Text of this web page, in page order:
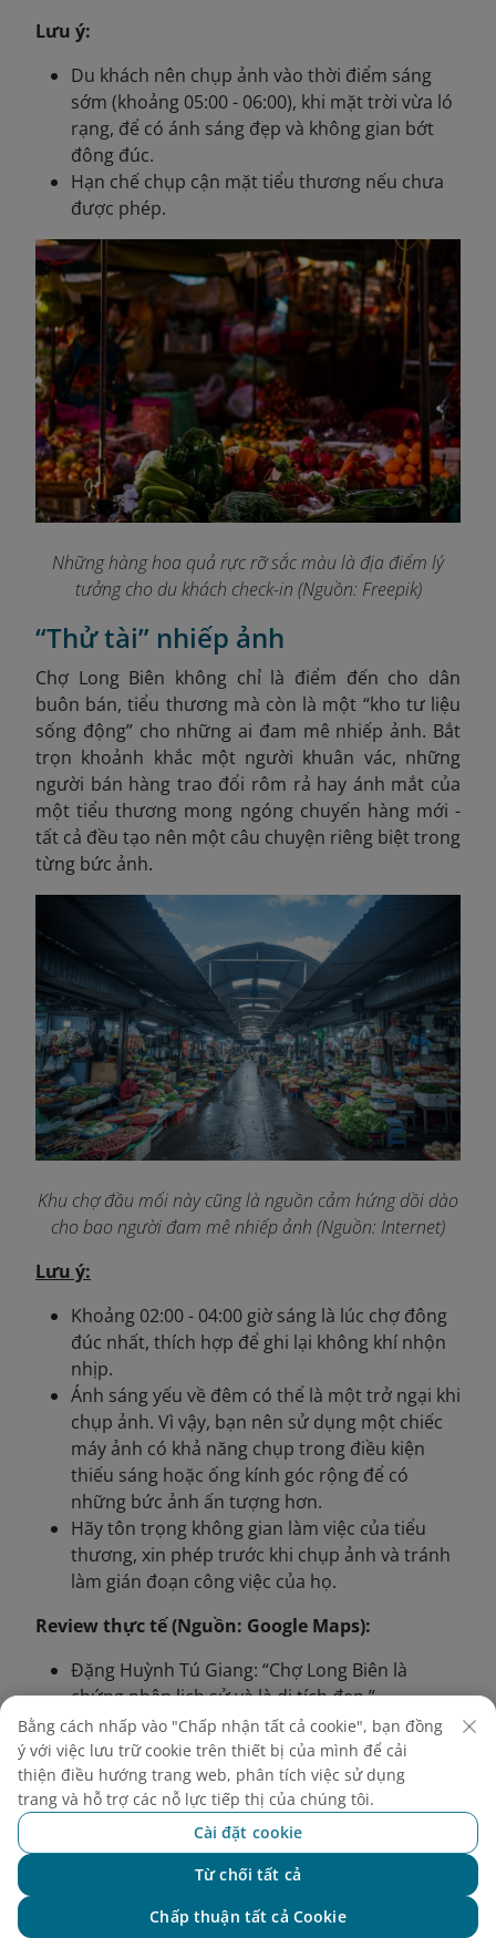
Lưu ý:
Du khách nên chụp ảnh vào thời điểm sáng
sớm (khoảng 05:00 - 06:00), khi mặt trời vừa ló
rạng, để có ánh sáng đẹp và không gian bớt
đông đúc.
Hạn chế chụp cận mặt tiểu thương nếu chưa
được phép.
Những hàng hoa quả rực rỡ sắc màu là địa điểm lý
tưởng cho du khách check-in (Nguồn: Freepik)
“Thử tài” nhiếp ảnh
Chợ Long Biên không chỉ là điểm đến cho dân
buôn bán, tiểu thương mà còn là một “kho tư liệu
sống động” cho những ai đam mê nhiếp ảnh. Bắt
trọn khoảnh khắc một người khuân vác, những
người bán hàng trao đổi rôm rả hay ánh mắt của
một tiểu thương mong ngóng chuyến hàng mới -
tất cả đều tạo nên một câu chuyện riêng biệt trong
từng bức ảnh.
Khu chợ đầu mối này cũng là nguồn cảm hứng dồi dào
cho bao người đam mê nhiếp ảnh (Nguồn: Internet)
Lưu ý:
Khoảng 02:00 - 04:00 giờ sáng là lúc chợ đông
đúc nhất, thích hợp để ghi lại không khí nhộn
nhịp.
Ánh sáng yếu về đêm có thể là một trở ngại khi
chụp ảnh. Vì vậy, bạn nên sử dụng một chiếc
máy ảnh có khả năng chụp trong điều kiện
thiếu sáng hoặc ống kính góc rộng để có
những bức ảnh ấn tượng hơn.
Hãy tôn trọng không gian làm việc của tiểu
thương, xin phép trước khi chụp ảnh và tránh
làm gián đoạn công việc của họ.
Review thực tế (Nguồn: Google Maps):
Đặng Huỳnh Tú Giang: “Chợ Long Biên là
chứng nhân lịch sử và là di tích đẹp.”
Đỗ Thu Hương: “Tôi đã chụp được một bức
ảnh của chợ về đêm thật bình dị và đẹp.”
Bằng cách nhấp vào "Chấp nhận tất cả cookie", bạn đồng
ý với việc lưu trữ cookie trên thiết bị của mình để cải
thiện điều hướng trang web, phân tích việc sử dụng
trang và hỗ trợ các nỗ lực tiếp thị của chúng tôi.
Cài đặt cookie
Từ chối tất cả
Chấp thuận tất cả Cookie